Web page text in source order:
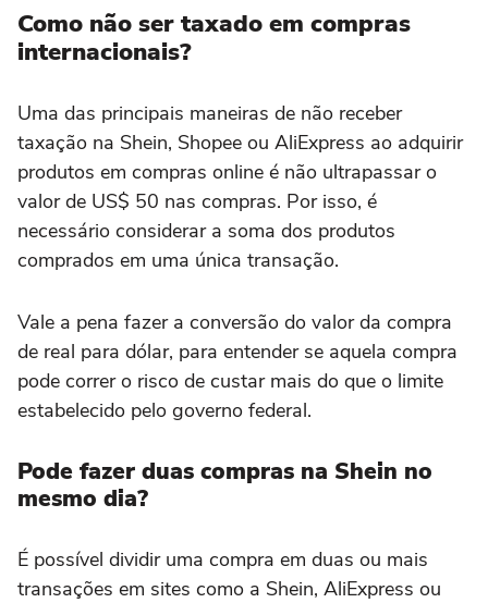
Como não ser taxado em compras
internacionais?
Uma das principais maneiras de não receber
taxação na Shein, Shopee ou AliExpress ao adquirir
produtos em compras online é não ultrapassar o
valor de US$ 50 nas compras. Por isso, é
necessário considerar a soma dos produtos
comprados em uma única transação.
Vale a pena fazer a conversão do valor da compra
de real para dólar, para entender se aquela compra
pode correr o risco de custar mais do que o limite
estabelecido pelo governo federal.
Pode fazer duas compras na Shein no
mesmo dia?
É possível dividir uma compra em duas ou mais
transações em sites como a Shein, AliExpress ou